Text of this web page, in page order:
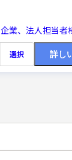
企業、法人担当者
選択 詳し